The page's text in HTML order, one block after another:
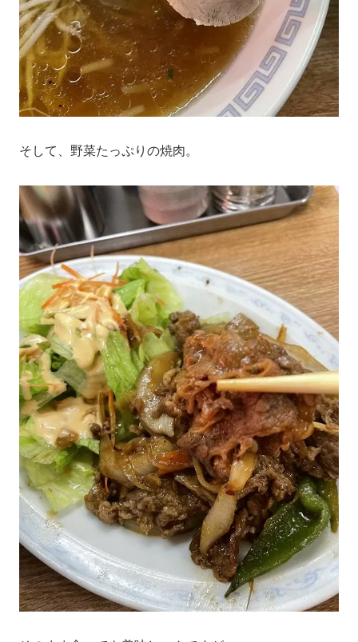
そして、野菜たっぷりの焼肉。